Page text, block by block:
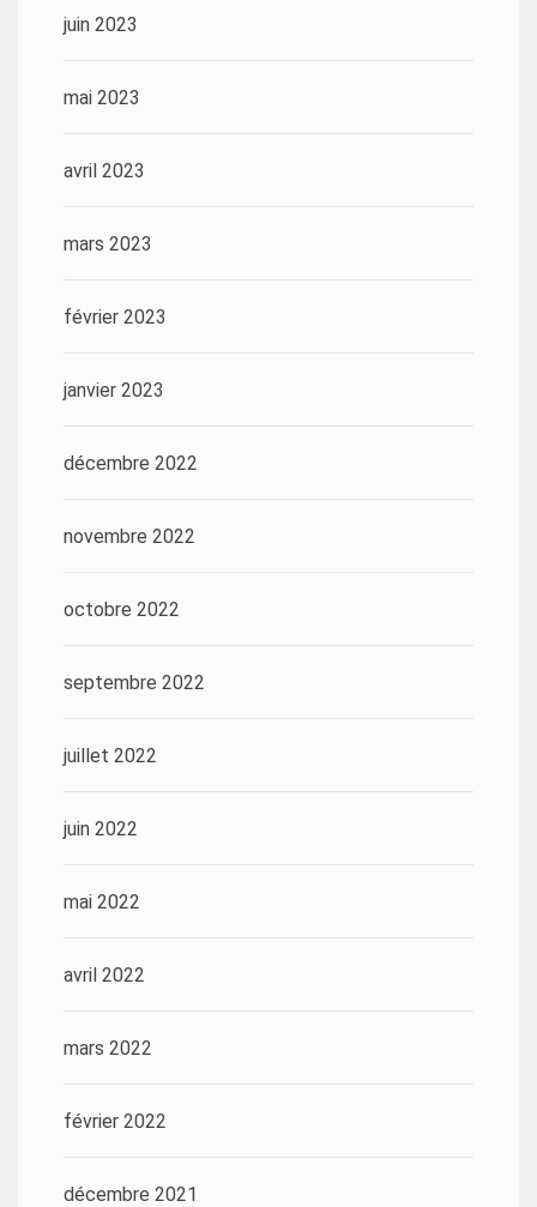
juin 2023
mai 2023
avril 2023
mars 2023
février 2023
janvier 2023
décembre 2022
novembre 2022
octobre 2022
septembre 2022
juillet 2022
juin 2022
mai 2022
avril 2022
mars 2022
février 2022
décembre 2021